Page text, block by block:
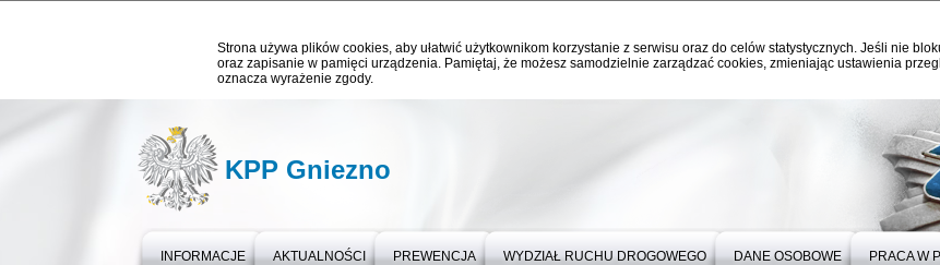
Strona używa plików cookies, aby ułatwić użytkownikom korzystanie z serwisu oraz do celów statystycznych. Jeśli nie
oraz zapisanie w pamięci urządzenia. Pamiętaj, że możesz samodzielnie zarządzać cookies, zmieniając ustawienia
oznacza wyrażenie zgody.
KPP Gniezno
INFORMACJE AKTUALNOŚCI PREWENCJA WYDZIAŁ RUCHU DROGOWEGO DANE OSOBOWE PRACA W